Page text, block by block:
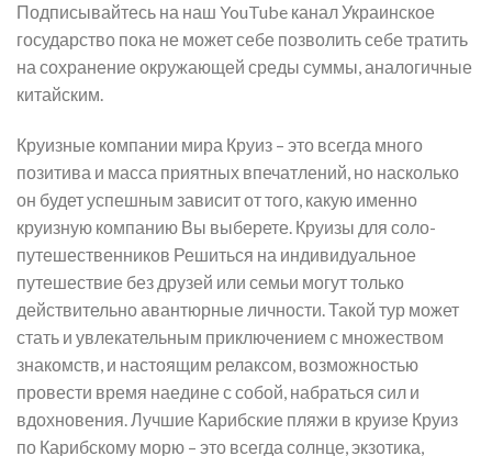
Подписывайтесь на наш YouTube канал Украинское
государство пока не может себе позволить себе тратить
на сохранение окружающей среды суммы, аналогичные
китайским.
Круизные компании мира Круиз – это всегда много
позитива и масса приятных впечатлений, но насколько
он будет успешным зависит от того, какую именно
круизную компанию Вы выберете. Круизы для соло-
путешественников Решиться на индивидуальное
путешествие без друзей или семьи могут только
действительно авантюрные личности. Такой тур может
стать и увлекательным приключением с множеством
знакомств, и настоящим релаксом, возможностью
провести время наедине с собой, набраться сил и
вдохновения. Лучшие Карибские пляжи в круизе Круиз
по Карибскому морю – это всегда солнце, экзотика,